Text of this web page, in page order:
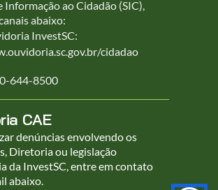
Informação ao Cidadão (SIC),
abaixo:
InvestSC:
cidadao
644-8500
CAE
denúncias envolvendo os
Diretoria ou legislação
da InvestSC, entre em contato
abaixo.